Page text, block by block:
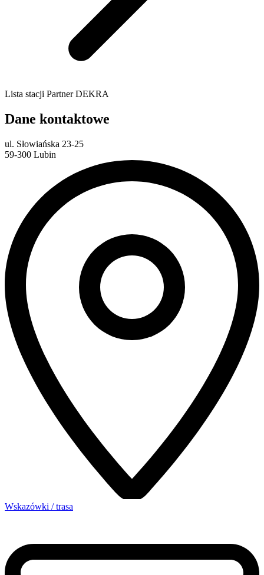
Lista stacji Partner DEKRA
Dane kontaktowe
ul. Słowiańska 23-25
59-300 Lubin
Wskazówki / trasa